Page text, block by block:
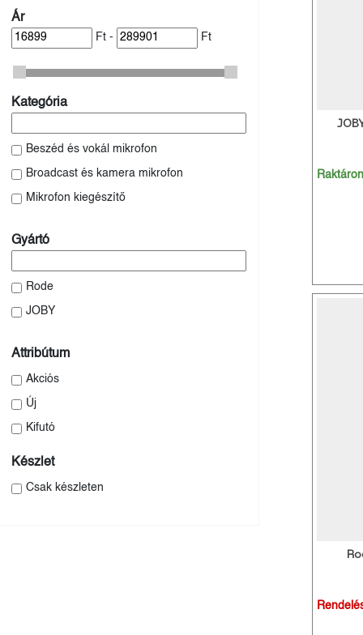
Ár
Ft - Ft
Kategória
Beszéd és vokál mikrofon
Broadcast és kamera mikrofon
Mikrofon kiegészítő
Gyártó
Rode
JOBY
Attribútum
Akciós
Új
Kifutó
Készlet
Csak készleten
Raktáron